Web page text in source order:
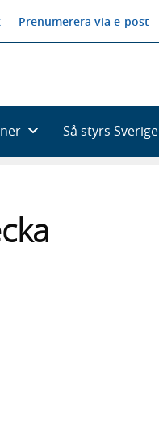
Prenumerera via e-post
Så styrs Sverige